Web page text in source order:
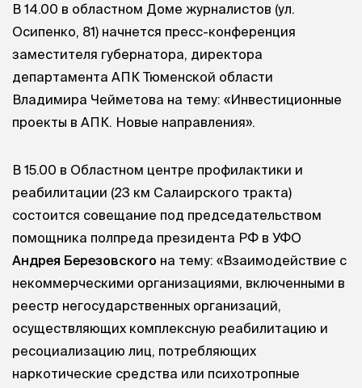
В 14.00 в областном Доме журналистов (ул.
Осипенко, 81) начнется пресс-конференция
заместителя губернатора, директора
департамента АПК Тюменской области
Владимира Чейметова на тему: «Инвестиционные
проекты в АПК. Новые направления».
В 15.00 в Областном центре профилактики и
реабилитации (23 км Салаирского тракта)
состоится совещание под председательством
помощника полпреда президента РФ в УФО
Андрея Березовского на тему: «Взаимодействие с
некоммерческими организациями, включенными в
реестр негосударственных организаций,
осуществляющих комплексную реабилитацию и
ресоциализацию лиц, потребляющих
наркотические средства или психотропные